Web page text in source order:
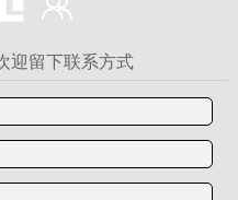
迎留下联系方式